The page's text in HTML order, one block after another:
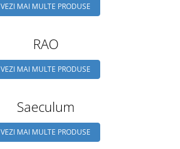
VEZI MAI MULTE PRODUSE
RAO
VEZI MAI MULTE PRODUSE
Saeculum
VEZI MAI MULTE PRODUSE